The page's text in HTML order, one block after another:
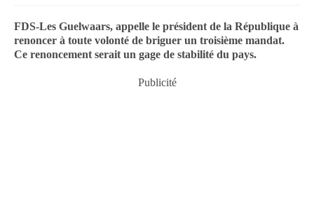
FDS-Les Guelwaars, appelle le président de la République à
renoncer à toute volonté de briguer un troisième mandat.
Ce renoncement serait un gage de stabilité du pays.
Publicité